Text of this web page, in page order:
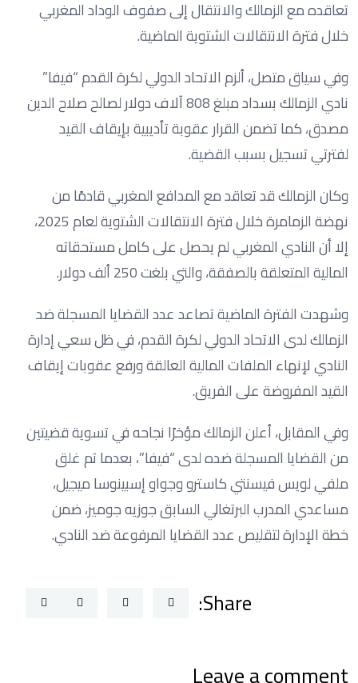
تعاقده مع الزمالك والانتقال إلى صفوف الوداد المغربي
خلال فترة الانتقالات الشتوية الماضية.
وفي سياق متصل، ألزم الاتحاد الدولي لكرة القدم “فيفا”
نادي الزمالك بسداد مبلغ 808 آلاف دولار لصالح صلاح الدين
مصدق، كما تضمن القرار عقوبة تأديبية بإيقاف القيد
لفترتي تسجيل بسبب القضية.
وكان الزمالك قد تعاقد مع المدافع المغربي قادمًا من
نهضة الزمامرة خلال فترة الانتقالات الشتوية لعام 2025،
إلا أن النادي المغربي لم يحصل على كامل مستحقاته
المالية المتعلقة بالصفقة، والتي بلغت 250 ألف دولار.
وشهدت الفترة الماضية تصاعد عدد القضايا المسجلة ضد
الزمالك لدى الاتحاد الدولي لكرة القدم، في ظل سعي إدارة
النادي لإنهاء الملفات المالية العالقة ورفع عقوبات إيقاف
القيد المفروضة على الفريق.
وفي المقابل، أعلن الزمالك مؤخرًا نجاحه في تسوية قضيتين
من القضايا المسجلة ضده لدى “فيفا”، بعدما تم غلق
ملفي لويس فيسنتي كاسترو وجواو إسبينوسا ميجيل،
مساعدي المدرب البرتغالي السابق جوزيه جوميز، ضمن
خطة الإدارة لتقليص عدد القضايا المرفوعة ضد النادي.
Share:
Leave a comment